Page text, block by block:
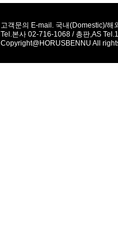
고객문의 E-mail. 국내(Domestic)/
Tel.본사 02-716-1068 / 총판,AS
Copyright@HORUSBENNU All